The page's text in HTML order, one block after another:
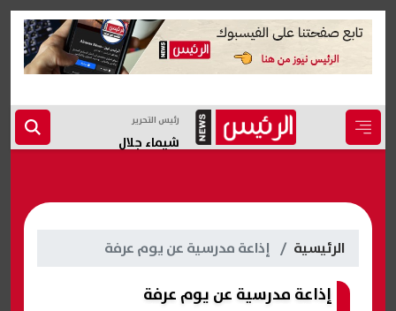
رئيس التحرير
شيماء جلال
الرئيسية إذاعة مدرسية عن يوم عرفة
إذاعة مدرسية عن يوم عرفة